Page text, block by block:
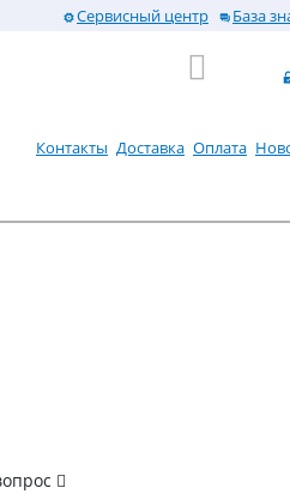
Сервисный центр База
Контакты Доставка Оплата